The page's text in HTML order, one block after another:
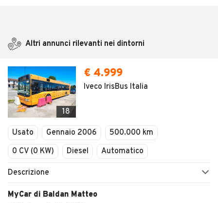
Altri annunci rilevanti nei dintorni
18
€ 4.999
Iveco IrisBus Italia
Usato Gennaio 2006
500.000 km
0 CV (0 KW)
Diesel Automatico
Descrizione
MyCar di Baldan Matteo